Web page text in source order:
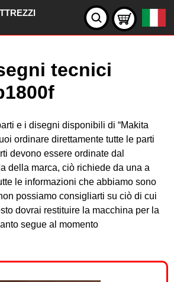
tecnici
e i disegni disponibili di “Makita
ordinare direttamente tutte le parti
devono essere ordinate dal
della marca, ciò richiede da una a
le informazioni che abbiamo sono
possiamo consigliarti su ciò di cui
dovrai restituire la macchina per la
segue al momento